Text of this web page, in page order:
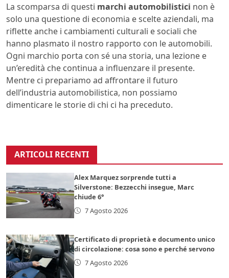
La scomparsa di questi marchi automobilistici non è
solo una questione di economia e scelte aziendali, ma
riflette anche i cambiamenti culturali e sociali che
hanno plasmato il nostro rapporto con le automobili.
Ogni marchio porta con sé una storia, una lezione e
un’eredità che continua a influenzare il presente.
Mentre ci prepariamo ad affrontare il futuro
dell’industria automobilistica, non possiamo
dimenticare le storie di chi ci ha preceduto.
ARTICOLI RECENTI
Alex Marquez sorprende tutti a
Silverstone: Bezzecchi insegue, Marc
chiude 6°
7 Agosto 2026
Certificato di proprietà e documento unico
di circolazione: cosa sono e perché servono
7 Agosto 2026